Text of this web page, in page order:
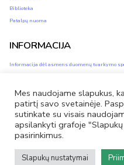
Biblioteka
Patalpų nuoma
INFORMACIJA
Informacija dėl asmens duomenų tvarkymo
Privatumo ir slapukų naudojimo politika
Savivaldybės vidinis informacijos apie
Mes naudojame slapukus,
patirtį savo svetainėje.
sutinkate su visais
apsilankyti grafoje
pasirinkimus.
Slapukų nustatymai